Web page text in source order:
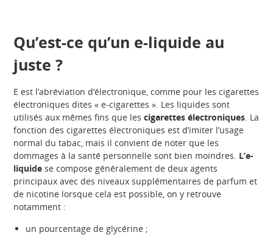
Qu’est-ce qu’un e-liquide au
juste ?
E est l’abréviation d’électronique, comme pour les cigarettes
électroniques dites « e-cigarettes ». Les liquides sont
utilisés aux mêmes fins que lescigarettes électroniques. La
fonction des cigarettes électroniques est d’imiter l’usage
normal du tabac, mais il convient de noter que les
dommages à la santé personnelle sont bien moindres. L’e-
liquide se compose généralement de deux agents
principaux avec des niveaux supplémentaires de parfum et
de nicotine lorsque cela est possible, on y retrouve
notamment :
un pourcentage de glycérine ;